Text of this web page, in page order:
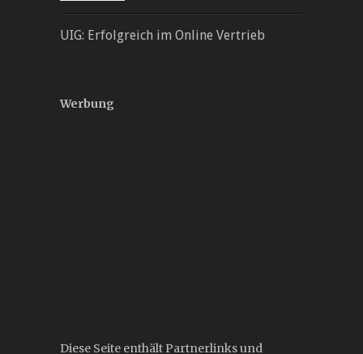
UIG: Erfolgreich im Online Vertrieb
Werbung
Diese Seite enthält Partnerlinks und